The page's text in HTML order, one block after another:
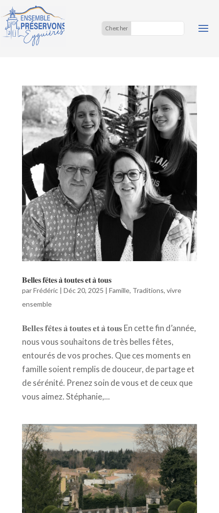
𝐁𝐞𝐥𝐥𝐞𝐬 𝐟𝐞̂𝐭𝐞𝐬 𝐚̀ 𝐭𝐨𝐮𝐭𝐞𝐬 𝐞𝐭 𝐚̀ 𝐭𝐨𝐮𝐬
parFrédéric| Déc 20, 2025 | Famille, Traditions, vivre
ensemble
𝐁𝐞𝐥𝐥𝐞𝐬 𝐟𝐞̂𝐭𝐞𝐬 𝐚̀ 𝐭𝐨𝐮𝐭𝐞𝐬 𝐞𝐭 𝐚̀ 𝐭𝐨𝐮𝐬 En cette fin d’année,
nous vous souhaitons de très belles fêtes,
entourés de vos proches. Que ces moments en
famille soient remplis de douceur, de partage et
de sérénité. Prenez soin de vous et de ceux que
vous aimez. Stéphanie,...